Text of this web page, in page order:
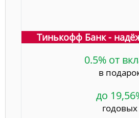
Тинькофф Банк -
0.5% от
в
до
годовых